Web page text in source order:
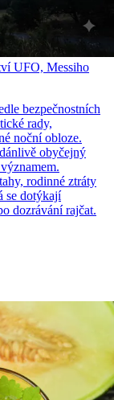
UFO, Messiho
bezpečnostních
rady,
noční obloze.
obyčejný
rodinné ztráty
se dotýkají
dozrávání rajčat.